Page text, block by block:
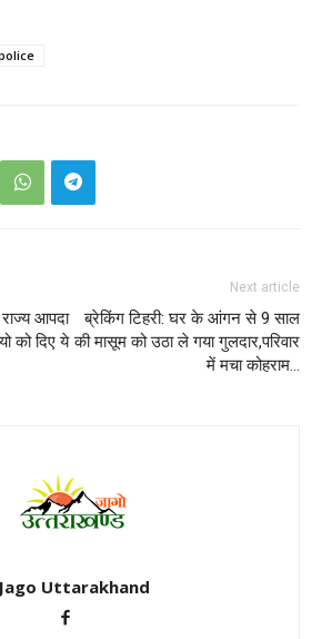
आपदा
को दिए ये
Next article
ब्रेकिंग टिहरी: घर के आंगन से 9 साल
की मासूम को उठा ले गया गुलदार,परिवार
में मचा कोहराम…
Jago Uttarakhand